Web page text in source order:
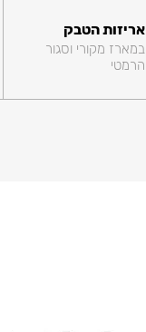
אריזות הטבק
במארז מקורי וסגור
הרמטי